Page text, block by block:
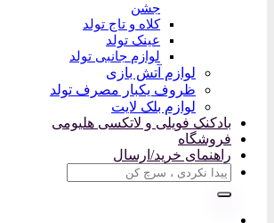
جشن
کلاه و تاج تولد
عینک تولد
لوازم جانبی تولد
لوازم آتش بازی
ظروف یکبار مصرف تولد
لوازم بلک لایت
بادکنک فویلی و لاتکسی هلیومی
فروشگاه
راهنمای خرید/ارسال
جستجو